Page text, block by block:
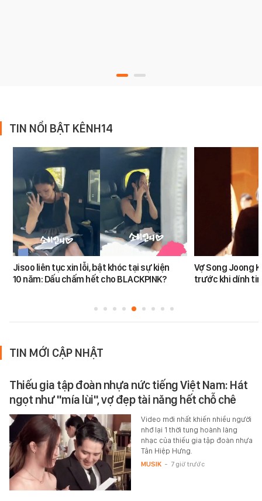
TIN NỔI BẬT KÊNH14
Jisoo liên tục xin lỗi, bật khóc tại sự kiện
10 năm: Dấu chấm hết cho BLACKPINK?
Vợ Song Joong
trước khi dính
TIN MỚI CẬP NHẬT
Thiếu gia tập đoàn nhựa nức tiếng Việt Nam: Hát
ngọt như "mía lùi", vợ đẹp tài năng hết chỗ chê
Video mới nhất khiến nhiều người
nhớ lại 1 thời tung hoành làng
nhạc của thiếu gia tập đoàn nhựa
Tân Hiệp Hưng.
MUSIK - 7 giờ trước